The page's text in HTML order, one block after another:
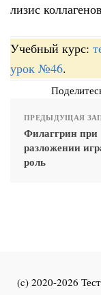
лизис
Учебный курс:
урок №46.
ПРЕДЫДУЩАЯ
Филаггрин при
разложении
роль
(c) 2020-2026